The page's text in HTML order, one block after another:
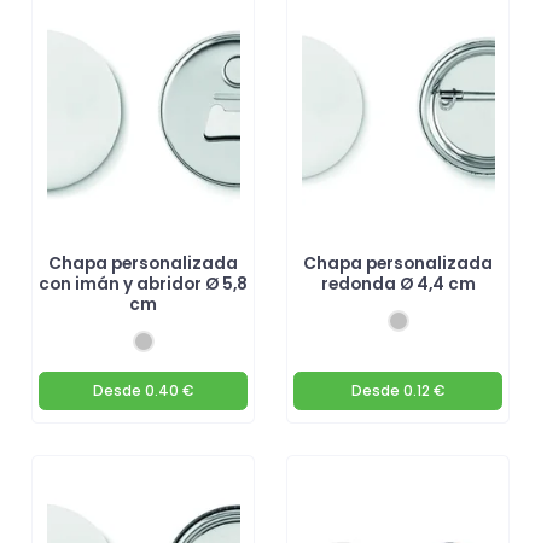
Chapa personalizada
con imán y abridor Ø 5,8
cm
Desde 0.40 €
Chapa personalizada
redonda Ø 4,4 cm
Desde 0.12 €